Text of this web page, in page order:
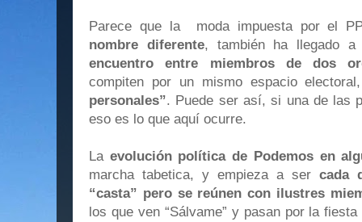
Parece que la moda impuesta por el
nombre diferente, también ha llegado
encuentro entre miembros de dos
compiten por un mismo espacio
personales”. Puede ser así, si una de las
eso es lo que aquí ocurre.
La evolución política de Podemos en
marcha tabetica, y empieza a ser cada
“casta” pero se reúnen con ilustres
los que ven “Sálvame” y pasan por la